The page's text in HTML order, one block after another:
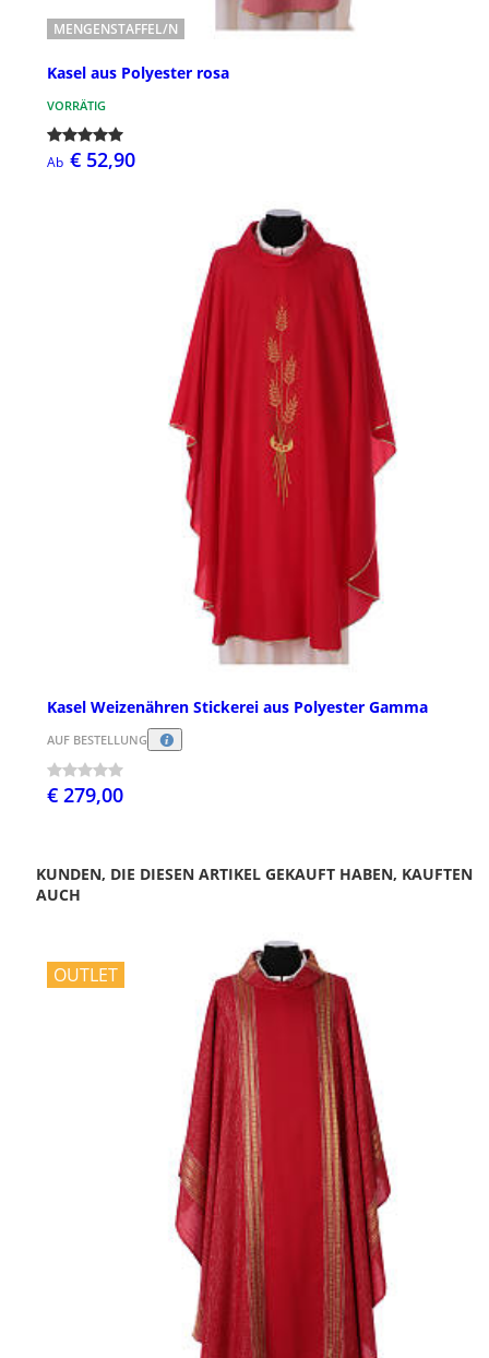
MENGENSTAFFEL/N
Kasel aus Polyester rosa
VORRÄTIG
Ab € 52,90
Kasel Weizenähren Stickerei aus Polyester Gamma
AUF BESTELLUNG
€ 279,00
KUNDEN, DIE DIESEN ARTIKEL GEKAUFT HABEN, KAUFTEN
AUCH
OUTLET